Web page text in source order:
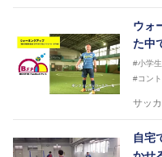
ウォ
た中
#小学
#コン
サッ
自宅